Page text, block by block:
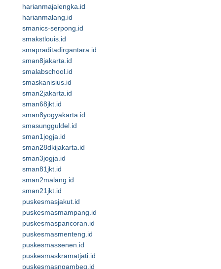
harianmajalengka.id
harianmalang.id
smanics-serpong.id
smakstlouis.id
smapraditadirgantara.id
sman8jakarta.id
smalabschool.id
smaskanisius.id
sman2jakarta.id
sman68jkt.id
sman8yogyakarta.id
smasungguldel.id
sman1jogja.id
sman28dkijakarta.id
sman3jogja.id
sman81jkt.id
sman2malang.id
sman21jkt.id
puskesmasjakut.id
puskesmasmampang.id
puskesmaspancoran.id
puskesmasmenteng.id
puskesmassenen.id
puskesmaskramatjati.id
puskesmasngambeg.id